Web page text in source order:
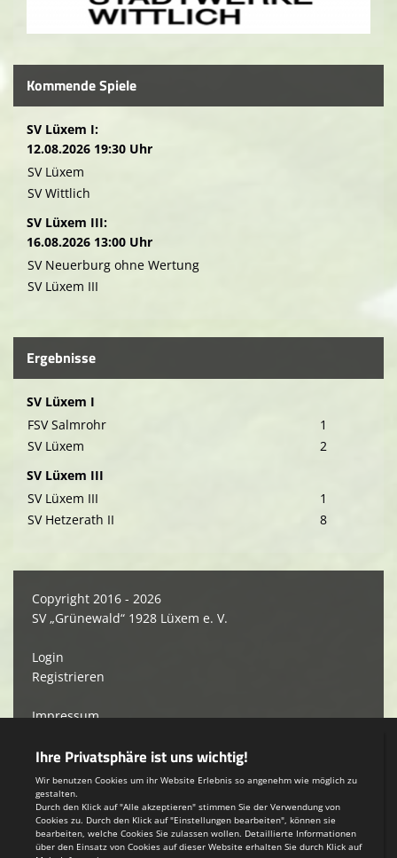
Kommende Spiele
SV Lüxem I:
12.08.2026 19:30 Uhr
SV Lüxem
SV Wittlich
SV Lüxem III:
16.08.2026 13:00 Uhr
SV Neuerburg ohne Wertung
SV Lüxem III
Ergebnisse
SV Lüxem I
FSV Salmrohr
1
SV Lüxem
2
SV Lüxem III
SV Lüxem III
1
SV Hetzerath II
8
Copyright 2016 - 2026
SV „Grünewald“ 1928 Lüxem e. V.
Login
Registrieren
Impressum
Teamsports 2
Dein Sportverein online